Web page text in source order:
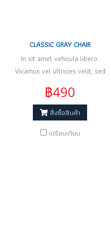
CLASSIC GRAY CHAIR
In sit amet vehicula libero.
Vivamus vel ultricies velit, sed
฿490
สั่งซื้อสินค้า
เปรียบเทียบ